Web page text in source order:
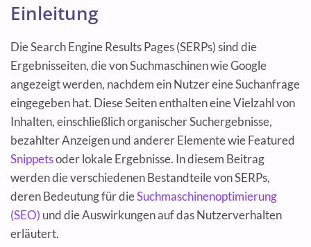
Einleitung
Die Search Engine Results Pages (SERPs) sind die
Ergebnisseiten, die von Suchmaschinen wie Google
angezeigt werden, nachdem ein Nutzer eine Suchanfrage
eingegeben hat. Diese Seiten enthalten eine Vielzahl von
Inhalten, einschließlich organischer Suchergebnisse,
bezahlter Anzeigen und anderer Elemente wie Featured
Snippetsoder lokale Ergebnisse. In diesem Beitrag
werden die verschiedenen Bestandteile von SERPs,
deren Bedeutung für dieSuchmaschinenoptimierung
(SEO) und die Auswirkungen auf das Nutzerverhalten
erläutert.